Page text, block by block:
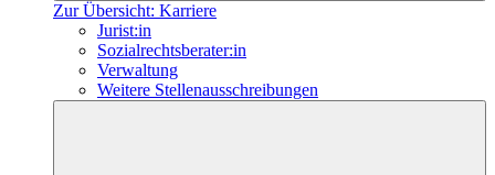
Zur Übersicht: Karriere
Jurist:in
Sozialrechtsberater:in
Verwaltung
Weitere Stellenausschreibungen